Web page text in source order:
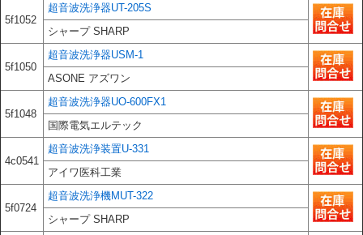
5f1052
超音波洗浄器UT-205S
シャープ SHARP
5f1050
超音波洗浄器USM-1
ASONE アズワン
5f1048
超音波洗浄器UO-600FX1
国際電気エルテック
4c0541
超音波洗浄装置U-331
アイワ医科工業
5f0724
超音波洗浄機MUT-322
シャープ SHARP